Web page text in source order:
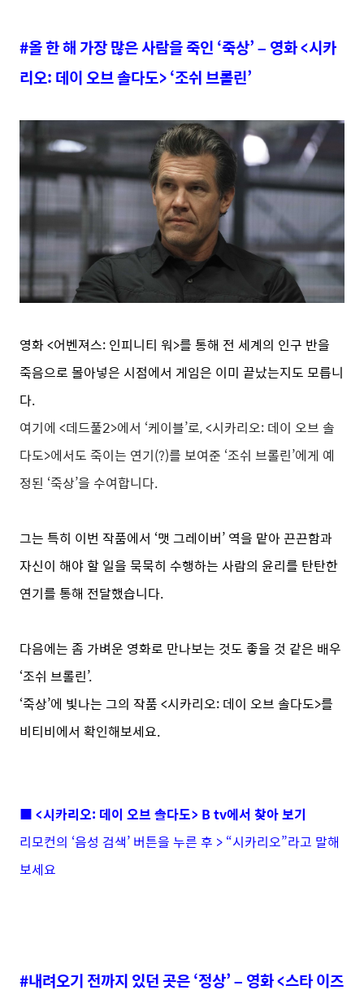
#올 한 해 가장 많은 사람을 죽인 ‘죽상’ – 영화 <시카
리오: 데이 오브 솔다도> ‘조쉬 브롤린’
영화 <어벤져스: 인피니티 워>를 통해 전 세계의 인구 반을
죽음으로 몰아넣은 시점에서 게임은 이미 끝났는지도 모릅니
다.
여기에 <데드풀2>에서 ‘케이블’로, <시카리오: 데이 오브 솔
다도>에서도 죽이는 연기(?)를 보여준 ‘조쉬 브롤린’에게 예
정된 ‘죽상’을 수여합니다.
그는 특히 이번 작품에서 ‘맷 그레이버’ 역을 맡아 끈끈함과
자신이 해야 할 일을 묵묵히 수행하는 사람의 윤리를 탄탄한
연기를 통해 전달했습니다.
다음에는 좀 가벼운 영화로 만나보는 것도 좋을 것 같은 배우
‘조쉬 브롤린’.
‘죽상’에 빛나는 그의 작품 <시카리오: 데이 오브 솔다도>를
비티비에서 확인해보세요.
■ <시카리오: 데이 오브 솔다도> B tv에서 찾아 보기
리모컨의 ‘음성 검색’ 버튼을 누른 후 > “시카리오”라고 말해
보세요
#내려오기 전까지 있던 곳은 ‘정상’ – 영화 <스타 이즈